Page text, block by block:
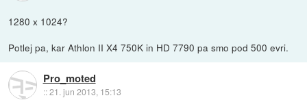
1280 x 1024?
Potlej pa, kar Athlon II X4 750K in HD 7790 pa smo pod 500 evri.
Pro_moted
::21. jun 2013, 15:13